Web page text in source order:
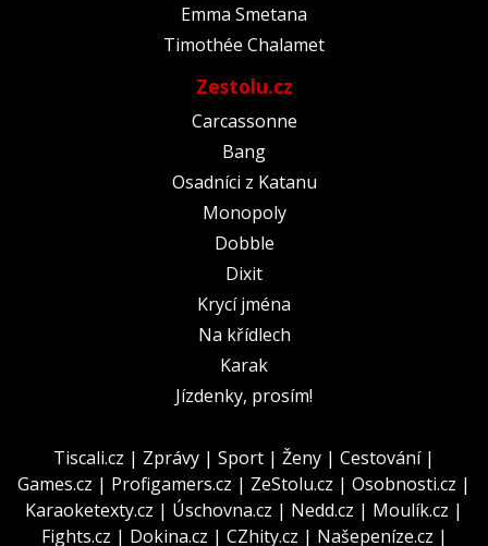
Emma Smetana
Timothée Chalamet
Zestolu.cz
Carcassonne
Bang
Osadníci z Katanu
Monopoly
Dobble
Dixit
Krycí jména
Na křídlech
Karak
Jízdenky, prosím!
Tiscali.cz | Zprávy | Sport | Ženy | Cestování|
Games.cz | Profigamers.cz | ZeStolu.cz | Osobnosti.cz |
Karaoketexty.cz | Úschovna.cz | Nedd.cz | Moulík.cz |
Fights.cz | Dokina.cz | CZhity.cz | Našepeníze.cz |